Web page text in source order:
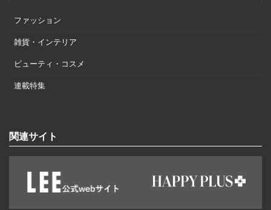
ファッション
雑貨・インテリア
ビューティ・コスメ
連載特集
関連サイト